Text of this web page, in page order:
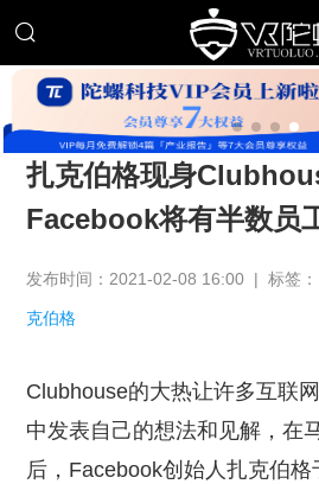
扎克伯格现身
Facebook将有半数员
发布时间：2021-02-08 16:00 | 标签
克伯格
Clubhouse的大热让许多互联
中发表自己的想法和见解，在
后，Facebook创始人扎克伯